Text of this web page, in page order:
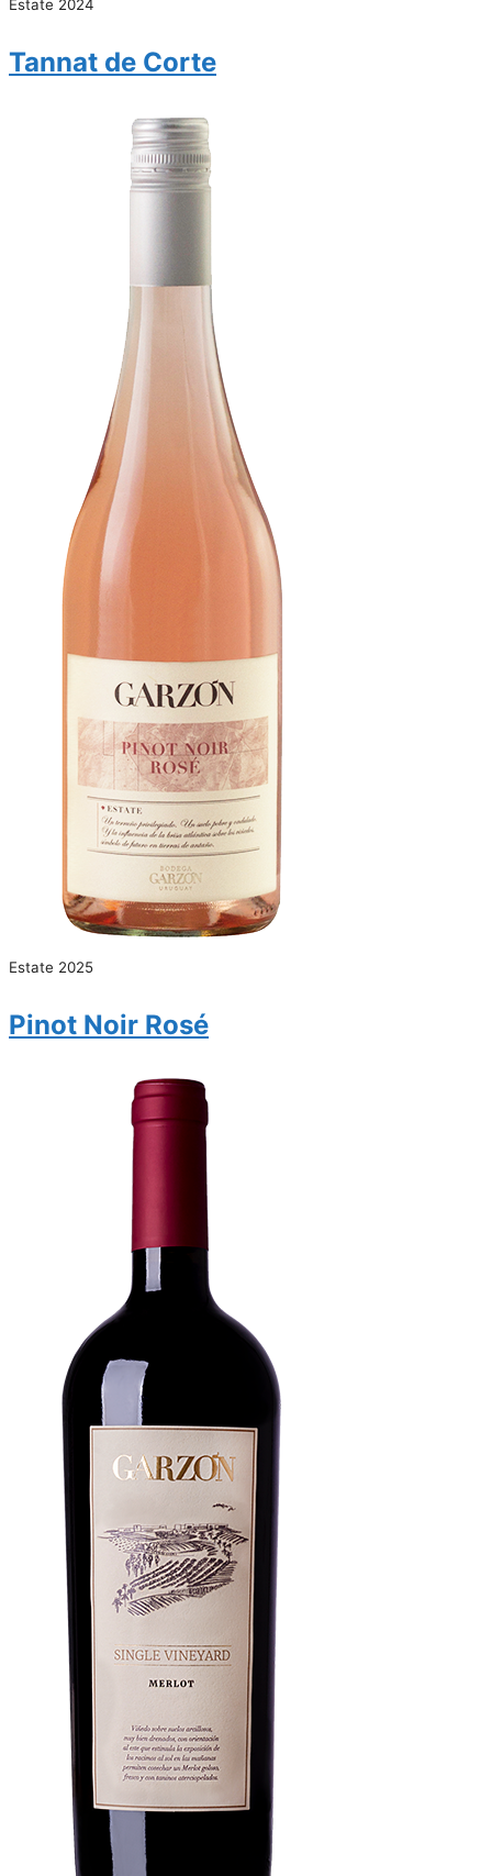
Estate 2024
Tannat de Corte
Estate 2025
Pinot Noir Rosé